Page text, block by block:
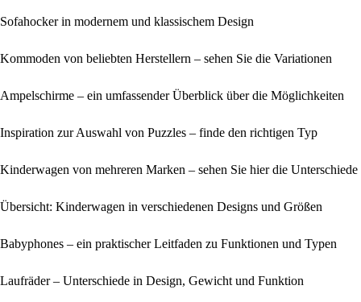
Sofahocker in modernem und klassischem Design
Kommoden von beliebten Herstellern – sehen Sie die Variationen
Ampelschirme – ein umfassender Überblick über die Möglichkeiten
Inspiration zur Auswahl von Puzzles – finde den richtigen Typ
Kinderwagen von mehreren Marken – sehen Sie hier die Unterschiede
Übersicht: Kinderwagen in verschiedenen Designs und Größen
Babyphones – ein praktischer Leitfaden zu Funktionen und Typen
Laufräder – Unterschiede in Design, Gewicht und Funktion